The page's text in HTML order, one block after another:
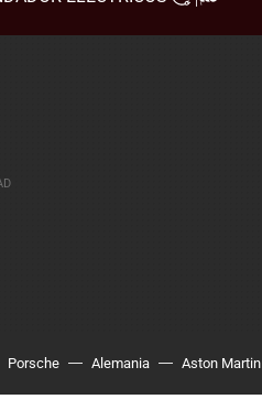
Porsche Alemania Aston Martin